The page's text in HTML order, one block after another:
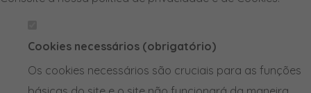
Cookies necessários (obrigatório)
Os cookies necessários são cruciais para as funções